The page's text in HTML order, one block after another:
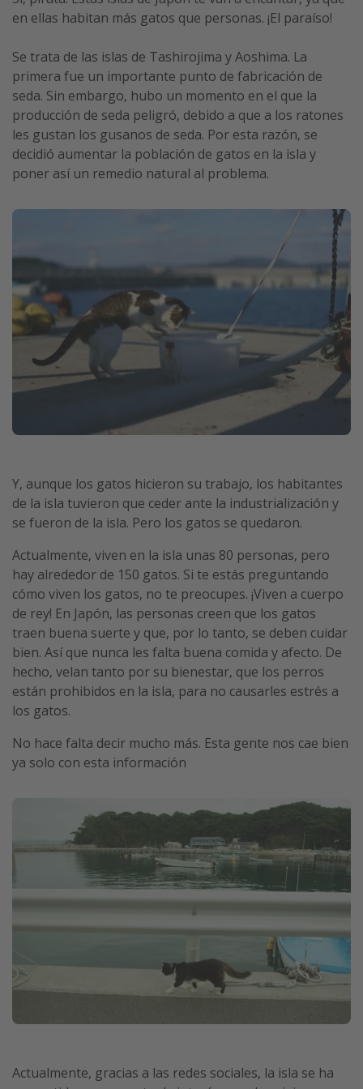
en ellas habitan más gatos que personas. ¡El paraíso!
Se trata de las islas de Tashirojima y Aoshima. La
primera fue un importante punto de fabricación de
seda. Sin embargo, hubo un momento en el que la
producción de seda peligró, debido a que a los ratones
les gustan los gusanos de seda. Por esta razón, se
decidió aumentar la población de gatos en la isla y
poner así un remedio natural al problema.
Y, aunque los gatos hicieron su trabajo, los habitantes
de la isla tuvieron que ceder ante la industrialización y
se fueron de la isla. Pero los gatos se quedaron.
Actualmente, viven en la isla unas 80 personas, pero
hay alrededor de 150 gatos. Si te estás preguntando
cómo viven los gatos, no te preocupes. ¡Viven a cuerpo
de rey! En Japón, las personas creen que los gatos
traen buena suerte y que, por lo tanto, se deben cuidar
bien. Así que nunca les falta buena comida y afecto. De
hecho, velan tanto por su bienestar, que los perros
están prohibidos en la isla, para no causarles estrés a
los gatos.
No hace falta decir mucho más. Esta gente nos cae bien
ya solo con esta información
Actualmente, gracias a las redes sociales, la isla se ha